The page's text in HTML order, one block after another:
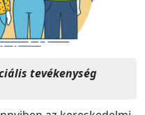
tevékenység